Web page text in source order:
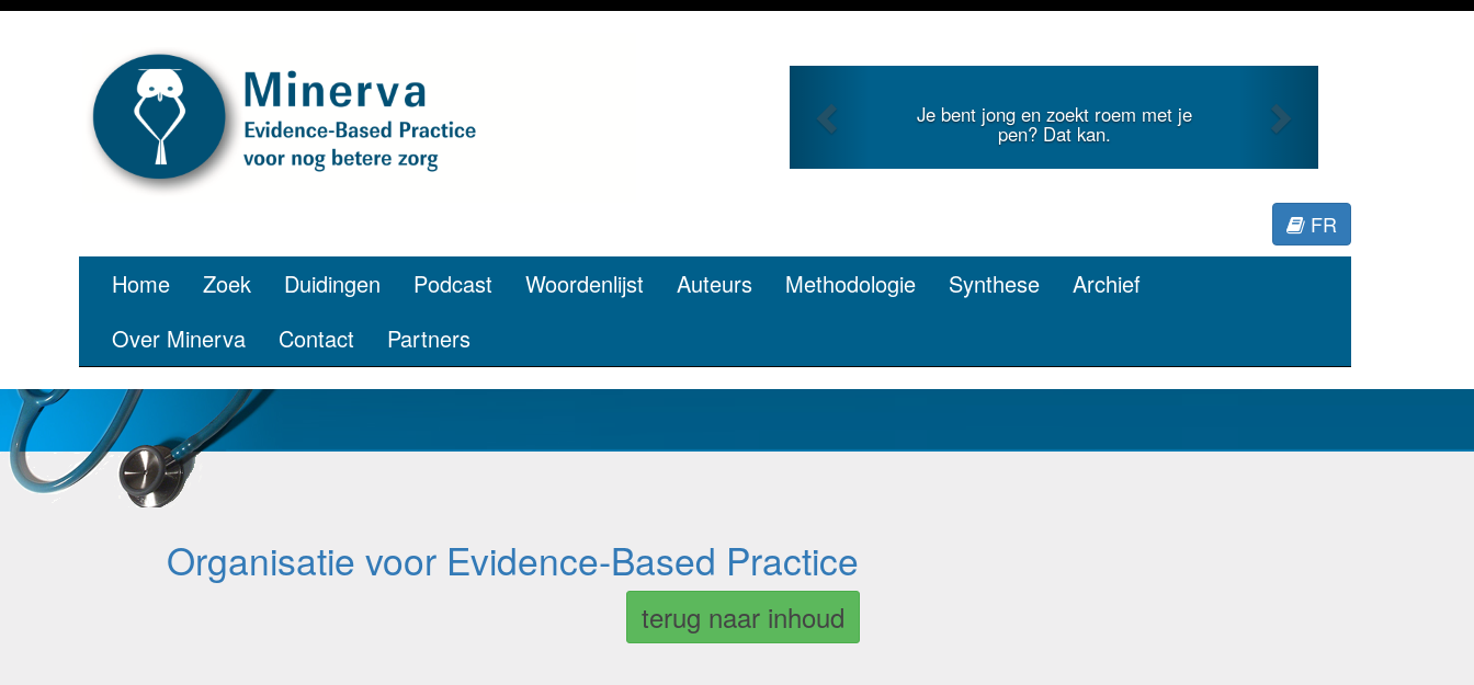
Je bent jong en zoekt roem met je
pen? Dat kan.
FR
Home Zoek Duidingen Podcast Woordenlijst Auteurs Methodologie Synthese
Archief
Over Minerva
Contact Partners
Organisatie voor Evidence-Based Practice
terug naar inhoud